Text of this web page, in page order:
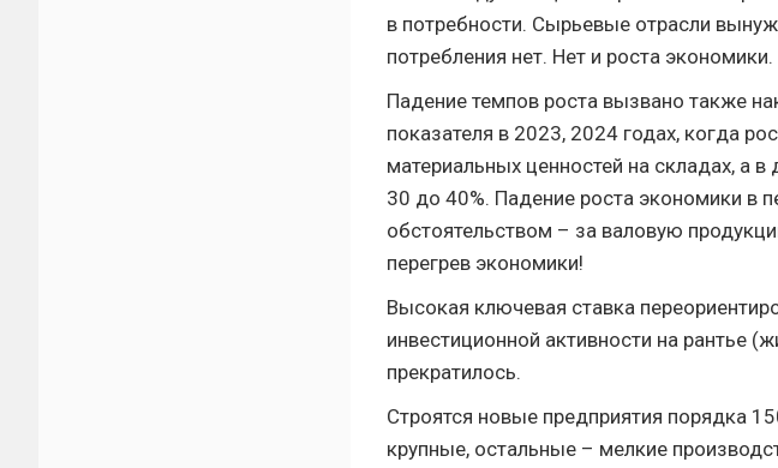
в потребности. Сырьевые отрасли
потребления нет. Нет и роста экономики.
Падение темпов роста вызвано также
показателя в 2023, 2024 годах, когда
материальных ценностей на складах, а
30 до 40%. Падение роста экономики в
обстоятельством – за валовую
перегрев экономики!
Высокая ключевая ставка
инвестиционной активности на рантье
прекратилось.
Строятся новые предприятия порядка
крупные, остальные – мелкие